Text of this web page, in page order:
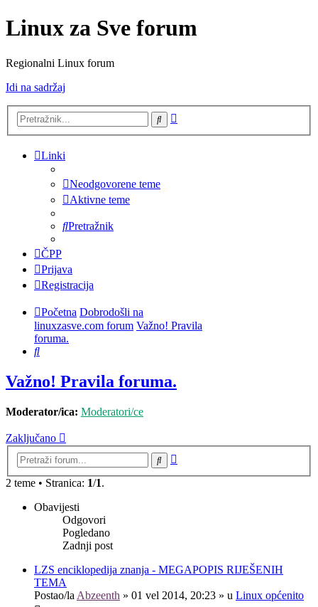
Linux za Sve forum
Regionalni Linux forum
Idi na sadržaj
Pretražnik
Linki
Neodgovorene teme
Aktivne teme
Pretražnik
ČPP
Prijava
Registracija
Početna Dobrodošli na
linuxzasve.com forum Važno! Pravila
foruma.
Pretražnik
Važno! Pravila foruma.
Moderator/ica: Moderatori/ce
Zaključano
Pretražnik
2 teme • Stranica: 1/1.
Obavijesti
Odgovori
Pogledano
Zadnji post
LZS enciklopedija znanja - MEGAPOPIS RIJEŠENIH
TEMA
Postao/la Abzeenth » 01 vel 2014, 20:23 » u Linux općenito